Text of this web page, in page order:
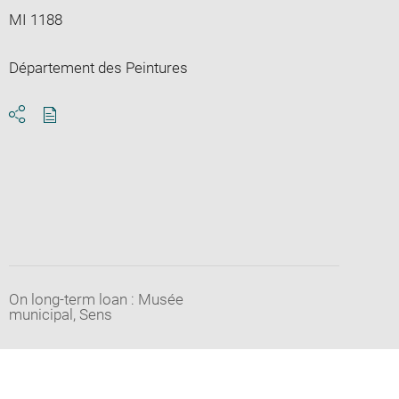
MI 1188
Département des Peintures
On long-term loan : Musée
municipal, Sens